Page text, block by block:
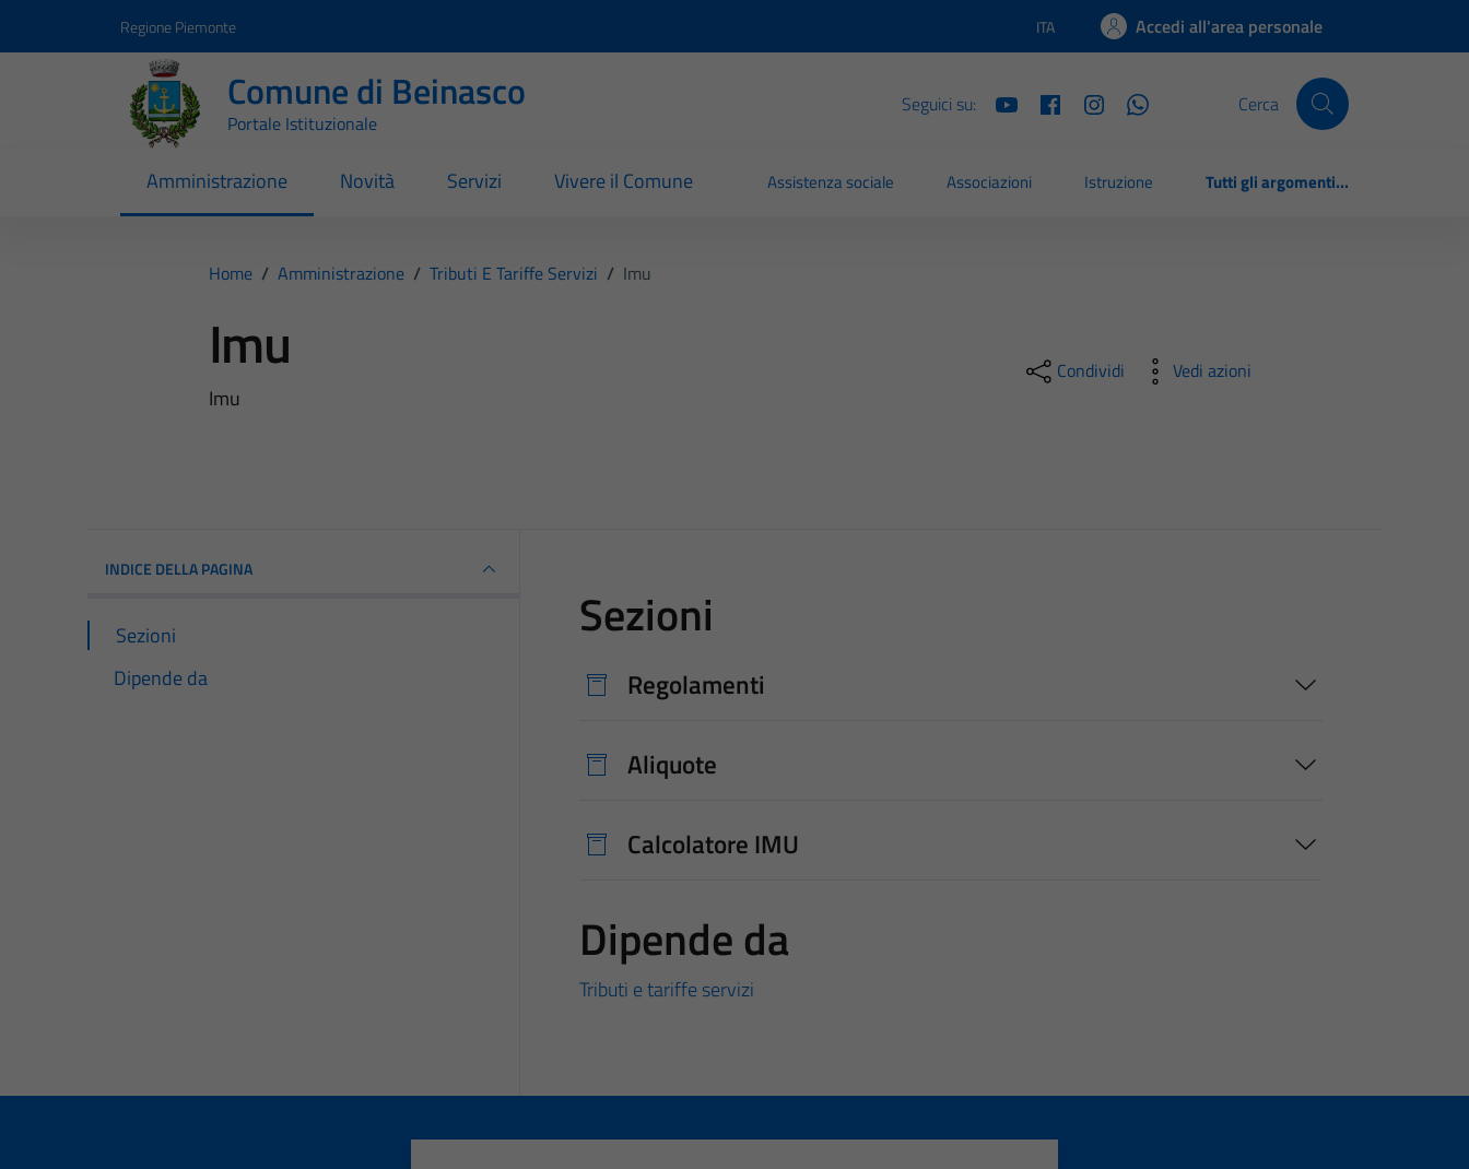
Regione Piemonte Lingua attiva:
ITA Accedi all'area personale
Comune di Beinasco
Portale Istituzionale
Seguici su: Cerca
Amministrazione Novità Servizi Vivere il Comune Assistenza sociale Associazioni Istruzione Tutti gli argomenti...
Home / Amministrazione / Tributi E Tariffe Servizi / Imu
Imu
Imu
Condividi Vedi azioni
INDICE DELLA PAGINA
Sezioni
Dipende da
Sezioni
Regolamenti
Aliquote
Calcolatore IMU
Dipende da
Tributi e tariffe servizi